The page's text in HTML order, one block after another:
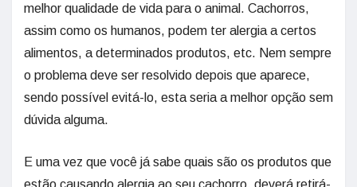
melhor qualidade de vida para o animal. Cachorros,
assim como os humanos, podem ter alergia a certos
alimentos, a determinados produtos, etc. Nem sempre
o problema deve ser resolvido depois que aparece,
sendo possível evitá-lo, esta seria a melhor opção sem
dúvida alguma.
E uma vez que você já sabe quais são os produtos que
estão causando alergia ao seu cachorro, deverá retirá-